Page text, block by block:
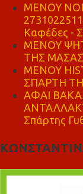
MENOY
Καφέδες -
ΜΕΝΟΥ
ΤΗΣ
ΜΕΝΟΥ
ΣΠΑΡΤΗ
ΑΦΑΙ
Σπάρτης